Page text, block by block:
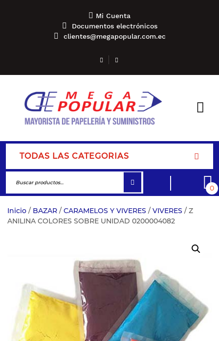
Mi Cuenta
Documentos electrónicos
clientes@megapopular.com.ec
TODAS LAS CATEGORIAS
0
Inicio / BAZAR / CARAMELOS Y VIVERES / VIVERES / Z
ANILINA COLORES SOBRE UNIDAD 0200004082